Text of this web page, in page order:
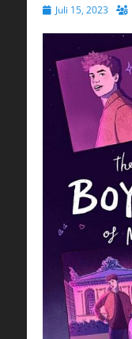
Veröffentlicht
Juli 15, 2023